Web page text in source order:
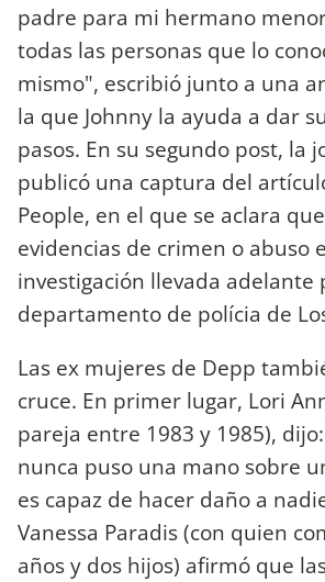
padre para mi hermano
todas las personas que lo
mismo", escribió junto a una
la que Johnny la ayuda a dar
pasos. En su segundo post, la
publicó una captura del
People, en el que se aclara
evidencias de crimen o abuso
investigación llevada adelante
departamento de polícia de
Las ex mujeres de Depp
cruce. En primer lugar, Lori
pareja entre 1983 y 1985),
nunca puso una mano sobre
es capaz de hacer daño a
Vanessa Paradis (con quien
años y dos hijos) afirmó que